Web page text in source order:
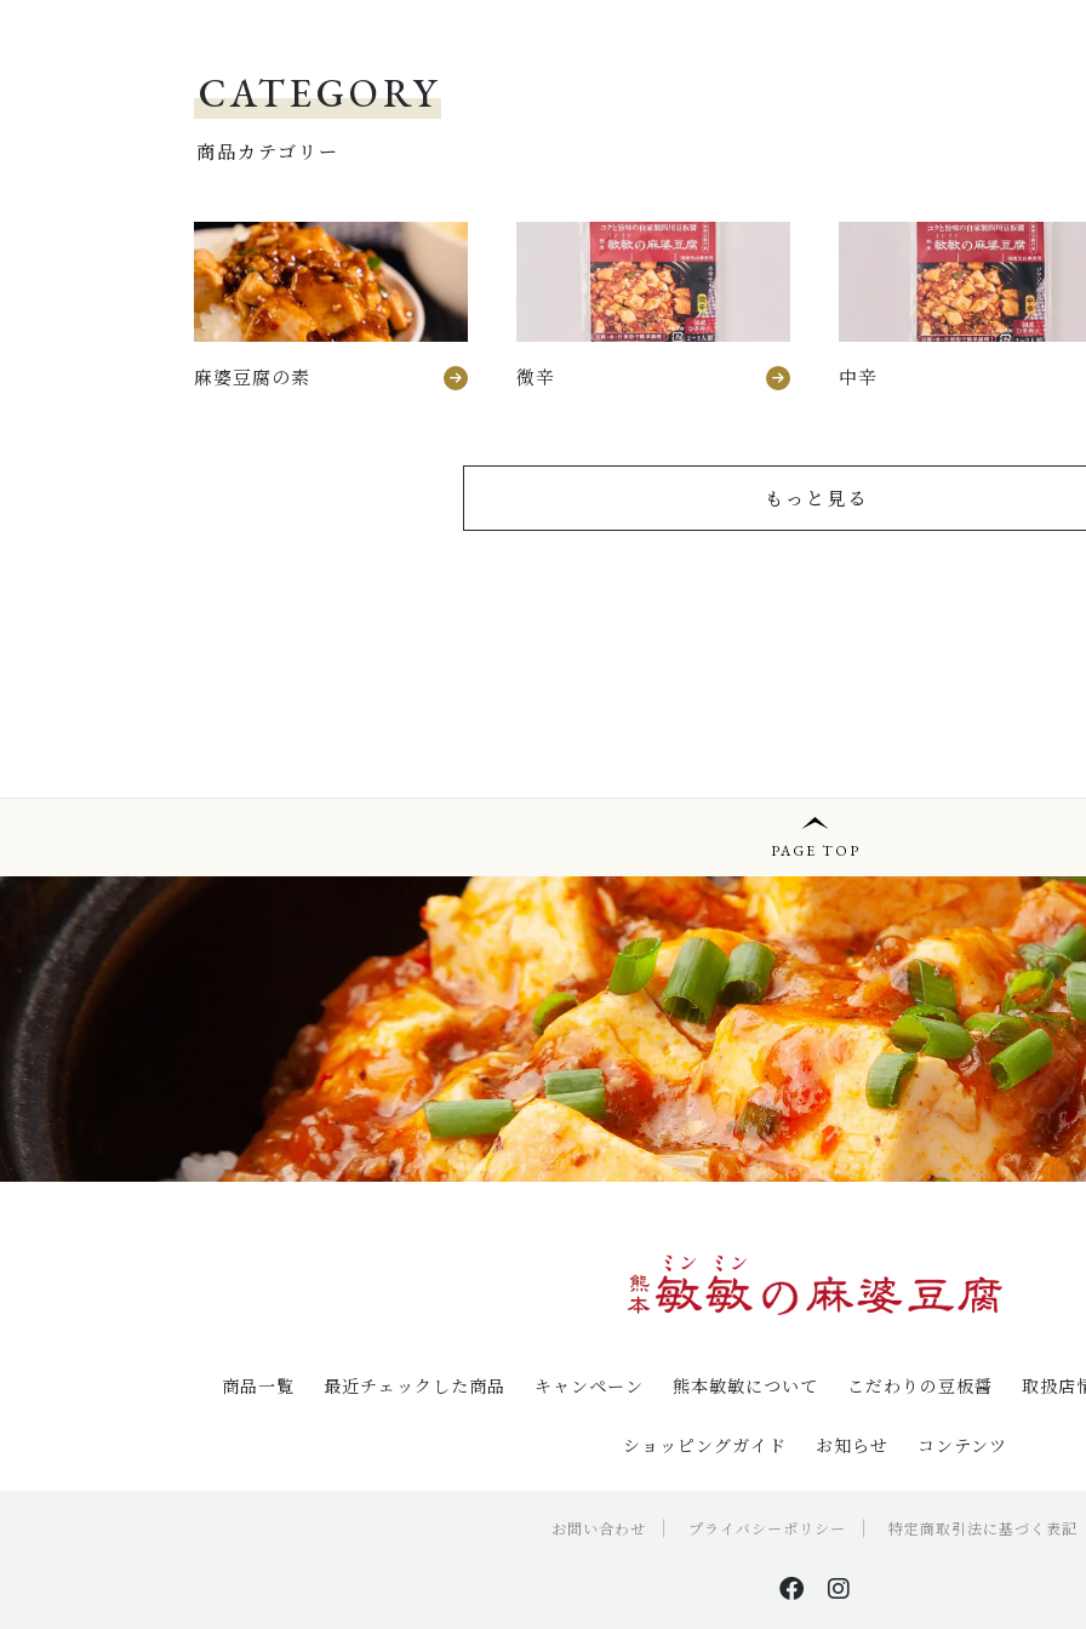
CATEGORY
商品カテゴリー
麻婆豆腐の素 微辛 中辛
もっと見る
PAGE TOP
商品一覧 最近チェックした商品 キャンペーン 熊本敏敏について こだわりの豆板醤 取扱店
ショッピングガイド お知らせ コンテンツ
お問い合わせ プライバシーポリシー 特定商取引法に基づく表記